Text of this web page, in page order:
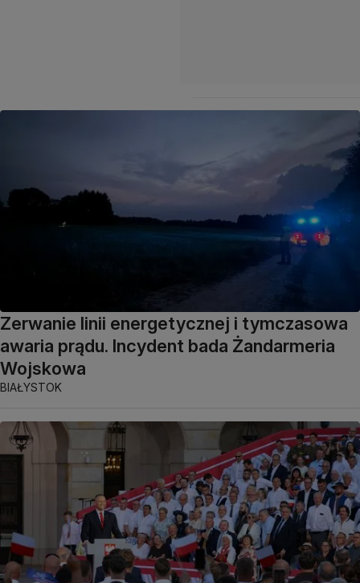
Zerwanie linii energetycznej i tymczasowa
awaria prądu. Incydent bada Żandarmeria
Wojskowa
BIAŁYSTOK